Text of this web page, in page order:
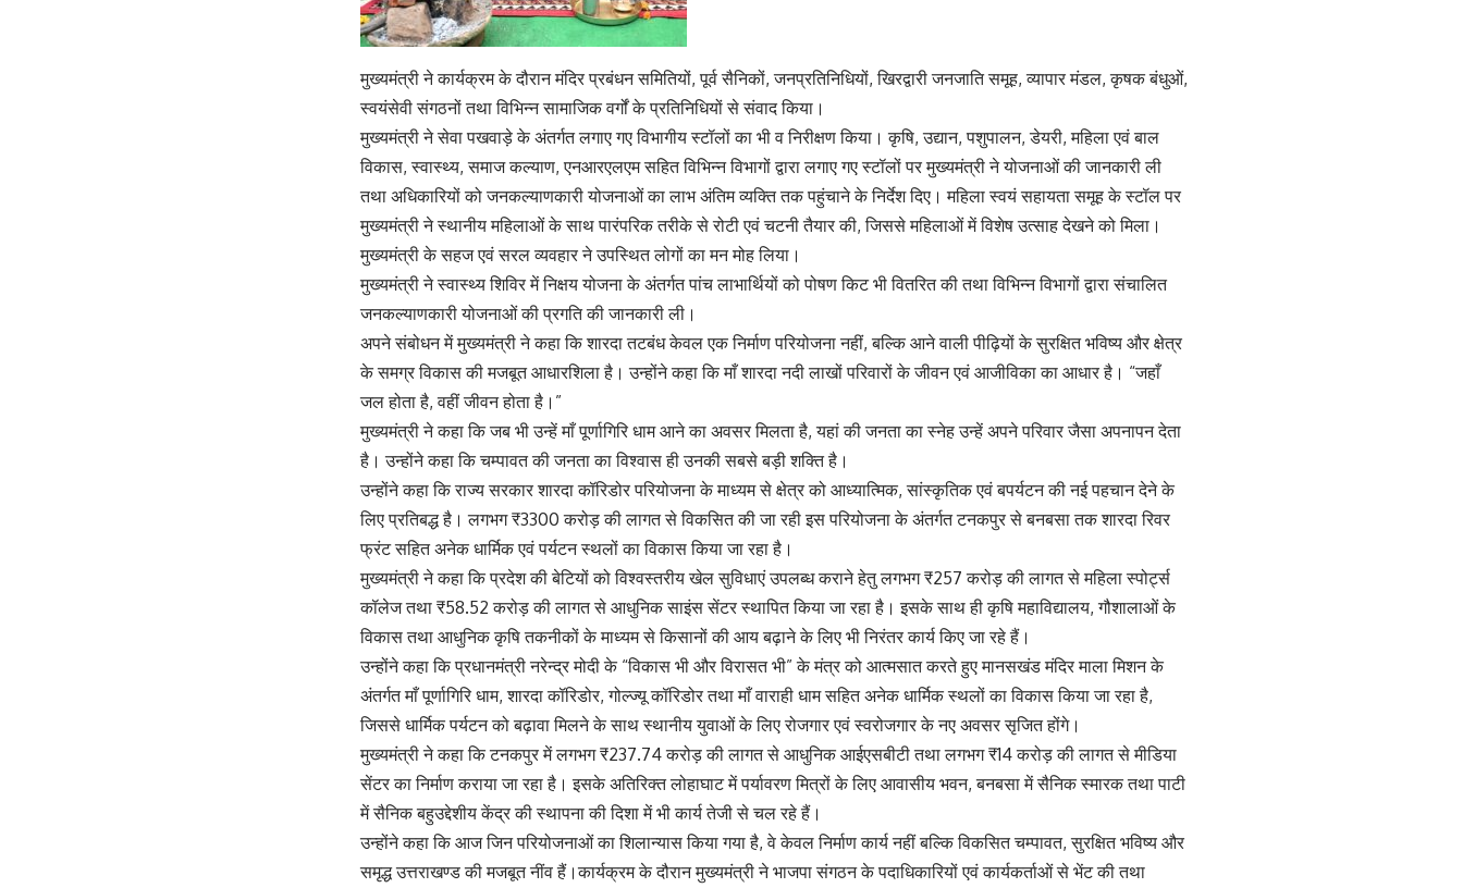
मुख्यमंत्री ने कार्यक्रम के दौरान मंदिर प्रबंधन समितियों, पूर्व सैनिकों, जनप्रतिनिधियों, खिरद्वारी जनजाति समूह, व्यापार मंडल, कृषक बंधुओं,
स्वयंसेवी संगठनों तथा विभिन्न सामाजिक वर्गों के प्रतिनिधियों से संवाद किया।
मुख्यमंत्री ने सेवा पखवाड़े के अंतर्गत लगाए गए विभागीय स्टॉलों का भी व निरीक्षण किया। कृषि, उद्यान, पशुपालन, डेयरी, महिला एवं बाल
विकास, स्वास्थ्य, समाज कल्याण, एनआरएलएम सहित विभिन्न विभागों द्वारा लगाए गए स्टॉलों पर मुख्यमंत्री ने योजनाओं की जानकारी ली
तथा अधिकारियों को जनकल्याणकारी योजनाओं का लाभ अंतिम व्यक्ति तक पहुंचाने के निर्देश दिए। महिला स्वयं सहायता समूह के स्टॉल पर
मुख्यमंत्री ने स्थानीय महिलाओं के साथ पारंपरिक तरीके से रोटी एवं चटनी तैयार की, जिससे महिलाओं में विशेष उत्साह देखने को मिला।
मुख्यमंत्री के सहज एवं सरल व्यवहार ने उपस्थित लोगों का मन मोह लिया।
मुख्यमंत्री ने स्वास्थ्य शिविर में निक्षय योजना के अंतर्गत पांच लाभार्थियों को पोषण किट भी वितरित की तथा विभिन्न विभागों द्वारा संचालित
जनकल्याणकारी योजनाओं की प्रगति की जानकारी ली।
अपने संबोधन में मुख्यमंत्री ने कहा कि शारदा तटबंध केवल एक निर्माण परियोजना नहीं, बल्कि आने वाली पीढ़ियों के सुरक्षित भविष्य और क्षेत्र
के समग्र विकास की मजबूत आधारशिला है। उन्होंने कहा कि माँ शारदा नदी लाखों परिवारों के जीवन एवं आजीविका का आधार है। “जहाँ
जल होता है, वहीं जीवन होता है।”
मुख्यमंत्री ने कहा कि जब भी उन्हें माँ पूर्णागिरि धाम आने का अवसर मिलता है, यहां की जनता का स्नेह उन्हें अपने परिवार जैसा अपनापन देता
है। उन्होंने कहा कि चम्पावत की जनता का विश्वास ही उनकी सबसे बड़ी शक्ति है।
उन्होंने कहा कि राज्य सरकार शारदा कॉरिडोर परियोजना के माध्यम से क्षेत्र को आध्यात्मिक, सांस्कृतिक एवं बपर्यटन की नई पहचान देने के
लिए प्रतिबद्ध है। लगभग ₹3300 करोड़ की लागत से विकसित की जा रही इस परियोजना के अंतर्गत टनकपुर से बनबसा तक शारदा रिवर
फ्रंट सहित अनेक धार्मिक एवं पर्यटन स्थलों का विकास किया जा रहा है।
मुख्यमंत्री ने कहा कि प्रदेश की बेटियों को विश्वस्तरीय खेल सुविधाएं उपलब्ध कराने हेतु लगभग ₹257 करोड़ की लागत से महिला स्पोर्ट्स
कॉलेज तथा ₹58.52 करोड़ की लागत से आधुनिक साइंस सेंटर स्थापित किया जा रहा है। इसके साथ ही कृषि महाविद्यालय, गौशालाओं के
विकास तथा आधुनिक कृषि तकनीकों के माध्यम से किसानों की आय बढ़ाने के लिए भी निरंतर कार्य किए जा रहे हैं।
उन्होंने कहा कि प्रधानमंत्री नरेन्द्र मोदी के “विकास भी और विरासत भी” के मंत्र को आत्मसात करते हुए मानसखंड मंदिर माला मिशन के
अंतर्गत माँ पूर्णागिरि धाम, शारदा कॉरिडोर, गोल्ज्यू कॉरिडोर तथा माँ वाराही धाम सहित अनेक धार्मिक स्थलों का विकास किया जा रहा है,
जिससे धार्मिक पर्यटन को बढ़ावा मिलने के साथ स्थानीय युवाओं के लिए रोजगार एवं स्वरोजगार के नए अवसर सृजित होंगे।
मुख्यमंत्री ने कहा कि टनकपुर में लगभग ₹237.74 करोड़ की लागत से आधुनिक आईएसबीटी तथा लगभग ₹14 करोड़ की लागत से मीडिया
सेंटर का निर्माण कराया जा रहा है। इसके अतिरिक्त लोहाघाट में पर्यावरण मित्रों के लिए आवासीय भवन, बनबसा में सैनिक स्मारक तथा पाटी
में सैनिक बहुउद्देशीय केंद्र की स्थापना की दिशा में भी कार्य तेजी से चल रहे हैं।
उन्होंने कहा कि आज जिन परियोजनाओं का शिलान्यास किया गया है, वे केवल निर्माण कार्य नहीं बल्कि विकसित चम्पावत, सुरक्षित भविष्य और
समृद्ध उत्तराखण्ड की मजबूत नींव हैं।कार्यक्रम के दौरान मुख्यमंत्री ने भाजपा संगठन के पदाधिकारियों एवं कार्यकर्ताओं से भेंट की तथा